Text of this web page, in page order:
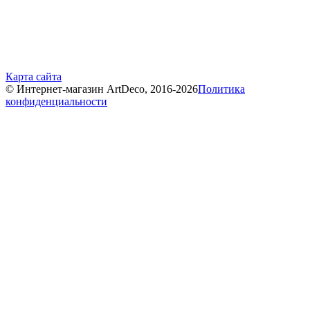
Карта сайта
© Интернет-магазин ArtDeco, 2016-2026Политика
конфиденциальности